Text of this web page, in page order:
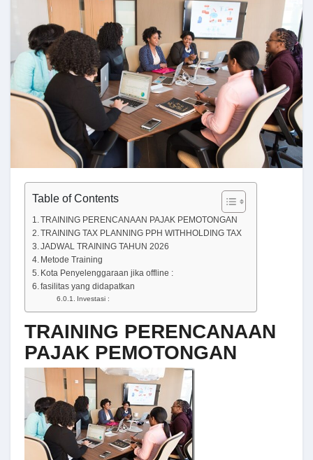
Table of Contents
TRAINING PERENCANAAN PAJAK PEMOTONGAN
TRAINING TAX PLANNING PPH WITHHOLDING TAX
JADWAL TRAINING TAHUN 2026
Metode Training
Kota Penyelenggaraan jika offline :
fasilitas yang didapatkan
Investasi :
TRAINING PERENCANAAN
PAJAK PEMOTONGAN